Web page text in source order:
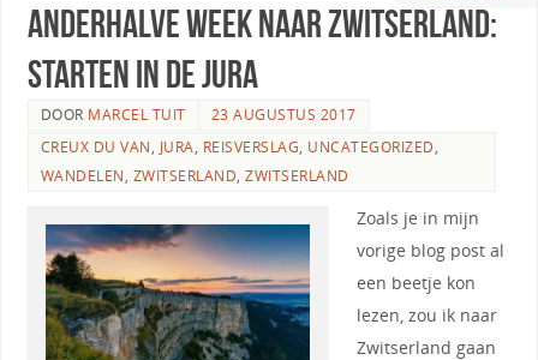
Anderhalve week naar Zwitserland:
starten in de Jura
DOOR MARCEL TUIT
23 AUGUSTUS 2017
CREUX DU VAN, JURA, REISVERSLAG, UNCATEGORIZED,
WANDELEN, ZWITSERLAND,ZWITSERLAND
Zoals je in mijn
vorige blog post al
een beetje kon
lezen, zou ik naar
Zwitserland gaan